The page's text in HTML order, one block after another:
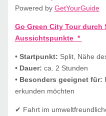
Powered by GetYourGuide
Go Green City Tour durch
Aussichtspunkte *
• Startpunkt: Split, Nähe
• Dauer: ca. 2 Stunden
• Besonders geeignet für:
erkunden möchten
✔ Fahrt im